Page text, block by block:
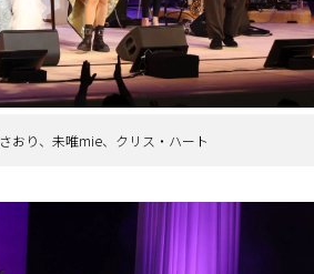
おり、未唯mie、クリス・ハート